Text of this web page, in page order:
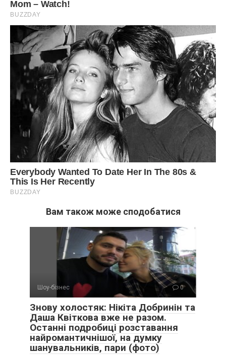
Вам також може сподобатися
Шоу-бізнес 0
Знову холостяк: Нікіта Добринін та
Даша Квіткова вже не разом.
Останні подробиці розставання
найромантичнішої, на думку
шанувальників, пари (фото)